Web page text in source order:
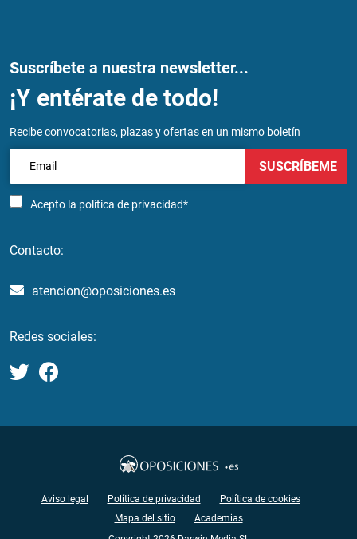
Suscríbete a nuestra newsletter...
¡Y entérate de todo!
Recibe convocatorias, plazas y ofertas en un mismo boletín
Acepto la política de privacidad*
SUSCRÍBEME
Contacto:
atencion@oposiciones.es
Redes sociales:
Aviso legal Política de privacidad
Política de cookies
Mapa del sitio
Academias